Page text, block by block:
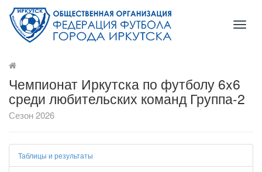
Чемпионат Иркутска по футболу 6x6
среди любительских команд Группа-2
Сезон 2026
Таблицы и результаты